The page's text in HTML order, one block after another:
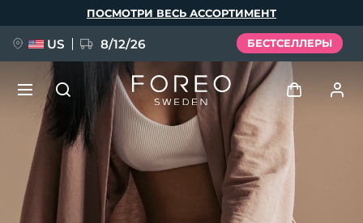
ПОСМОТРИ ВЕСЬ АССОРТИМЕНТ
US 8/12/26 БЕСТСЕЛЛЕРЫ
Профиль пользователя
НОВИНКА
BREAKING NEWS
Язык
English Deutsch
Español